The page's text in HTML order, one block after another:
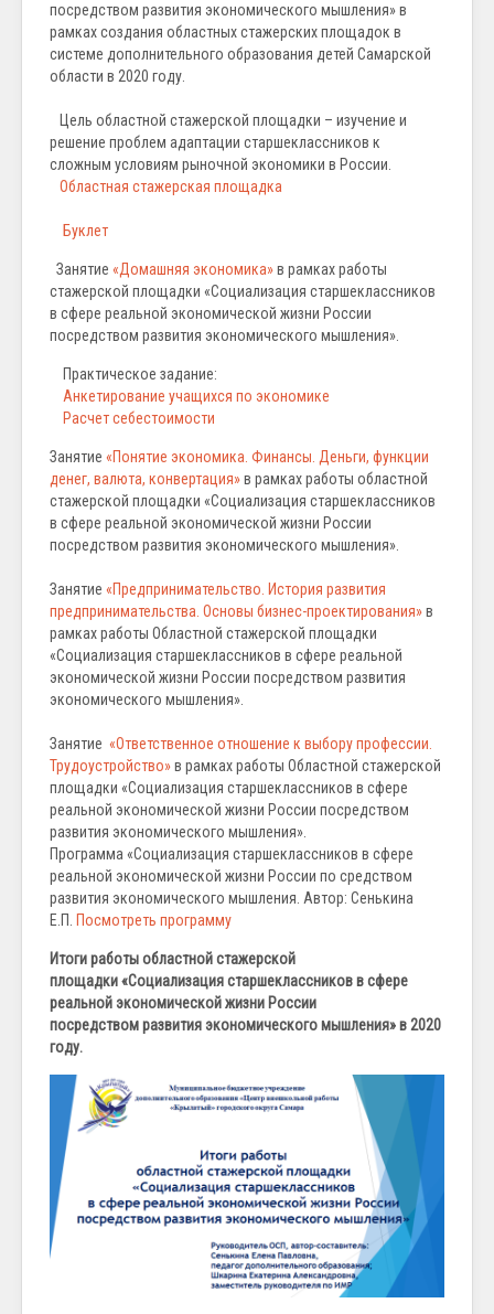
посредством развития экономического мышления» в
рамках создания областных стажерских площадок в
системе дополнительного образования детей Самарской
области в 2020 году.
Цель областной стажерской площадки – изучение и
решение проблем адаптации старшеклассников к
сложным условиям рыночной экономики в России.
Областная стажерская площадка
Буклет
Занятие «Домашняя экономика»в рамках работы
стажерской площадки «Социализация старшеклассников
в сфере реальной экономической жизни России
посредством развития экономического мышления».
Практическое задание:
Анкетирование учащихся по экономике
Расчет себестоимости
Занятие «Понятие экономика. Финансы. Деньги, функции
денег, валюта, конвертация»в рамках работы областной
стажерской площадки «Социализация старшеклассников
в сфере реальной экономической жизни России
посредством развития экономического мышления».
Занятие «Предпринимательство. История развития
предпринимательства. Основы бизнес-проектирования»в
рамках работы Областной стажерской площадки
«Социализация старшеклассников в сфере реальной
экономической жизни России посредством развития
экономического мышления».
Занятие «Ответственное отношение к выбору профессии.
Трудоустройство»в рамках работы Областной стажерской
площадки «Социализация старшеклассников в сфере
реальной экономической жизни России посредством
развития экономического мышления».
Программа «Социализация старшеклассников в сфере
реальной экономической жизни России по средством
развития экономического мышления. Автор: Сенькина
Е.П. Посмотреть программу
Итоги работы областной стажерской
площадки «Социализация старшеклассников в сфере
реальной экономической жизни России
посредством развития экономического мышления» в 2020
году.